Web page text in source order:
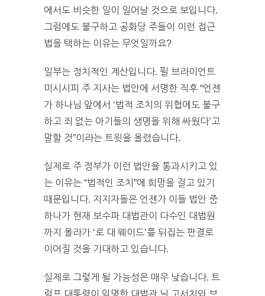
에서도 비슷한 일이 일어날 것으로 보입니다.
그럼에도 불구하고 공화당 주들이 이런 접근
법을 택하는 이유는 무엇일까요?
일부는 정치적인 계산입니다. 필 브라이언트
미시시피 주 지사는 법안에 서명한 직후 “언젠
가 하나님 앞에서 ‘법적 조치의 위협에도 불구
하고 죄 없는 아기들의 생명을 위해 싸웠다’고
말할 것”이라는 트윗을 올렸습니다.
실제로 주 정부가 이런 법안을 통과시키고 있
는 이유는 “법적인 조치”에 희망을 걸고 있기
때문입니다. 지지자들은 언젠가 이들 법안 중
하나가 현재 보수파 대법관이 다수인 대법원
까지 올라가 ‘로 대 웨이드’를 뒤집는 판결로
이어질 것을 기대하고 있습니다.
실제로 그렇게 될 가능성은 매우 낮습니다. 트
럼프 대통령이 임명한 대법관 닐 고서치와 브